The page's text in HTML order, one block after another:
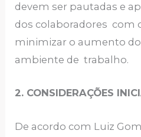
devem ser pautadas e
dos colaboradores com
minimizar o aumento
ambiente de trabalho.
2. CONSIDERAÇÕES
De acordo com Luiz